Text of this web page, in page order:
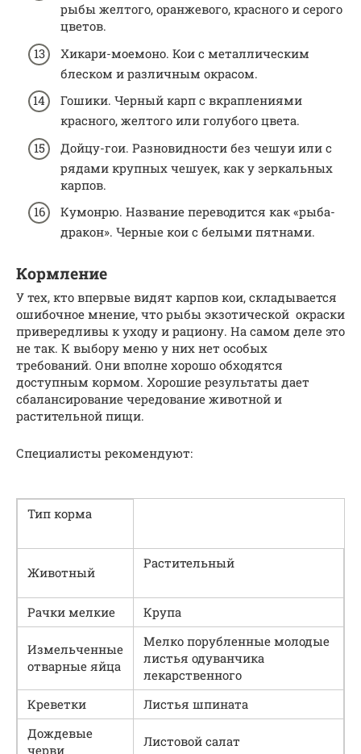
рыбы желтого, оранжевого, красного и серого
цветов.
Хикари-моемоно. Кои с металлическим
блеском и различным окрасом.
Гошики. Черный карп с вкраплениями
красного, желтого или голубого цвета.
Дойцу-гои. Разновидности без чешуи или с
рядами крупных чешуек, как у зеркальных
карпов.
Кумонрю. Название переводится как «рыба-
дракон». Черные кои с белыми пятнами.
Кормление
У тех, кто впервые видят карпов кои, складывается
ошибочное мнение, что рыбы экзотической окраски
привередливы к уходу и рациону. На самом деле это
не так. К выбору меню у них нет особых
требований. Они вполне хорошо обходятся
доступным кормом. Хорошие результаты дает
сбалансирование чередование животной и
растительной пищи.
Специалисты рекомендуют:
Тип корма
Животный
Растительный
Рачки мелкие Крупа
Измельченные
отварные яйца
Мелко порубленные молодые
листья одуванчика
лекарственного
Креветки
Листья шпината
Дождевые
черви
Листовой салат